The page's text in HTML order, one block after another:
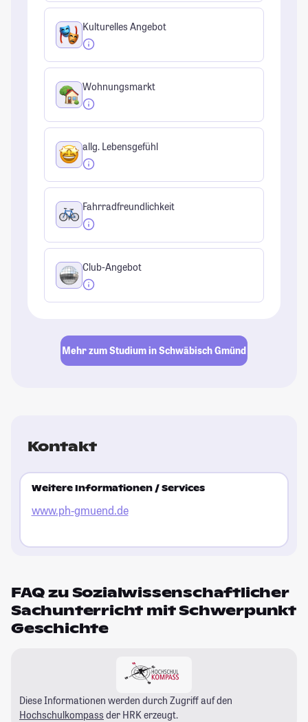
Kulturelles Angebot
Wohnungsmarkt
allg. Lebensgefühl
Fahrradfreundlichkeit
Club-Angebot
Mehr zum Studium in Schwäbisch Gmünd
Kontakt
Weitere Informationen / Services
www.ph-gmuend.de
FAQ zu Sozialwissenschaftlicher
Sachunterricht mit Schwerpunkt
Geschichte
Diese Informationen werden durch Zugriff auf den
Hochschulkompass der HRK erzeugt.